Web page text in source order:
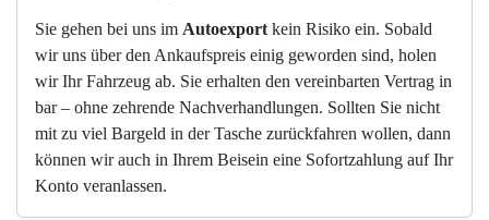
Sie gehen bei uns im Autoexport kein Risiko ein. Sobald
wir uns über den Ankaufspreis einig geworden sind, holen
wir Ihr Fahrzeug ab. Sie erhalten den vereinbarten Vertrag in
bar – ohne zehrende Nachverhandlungen. Sollten Sie nicht
mit zu viel Bargeld in der Tasche zurückfahren wollen, dann
können wir auch in Ihrem Beisein eine Sofortzahlung auf Ihr
Konto veranlassen.